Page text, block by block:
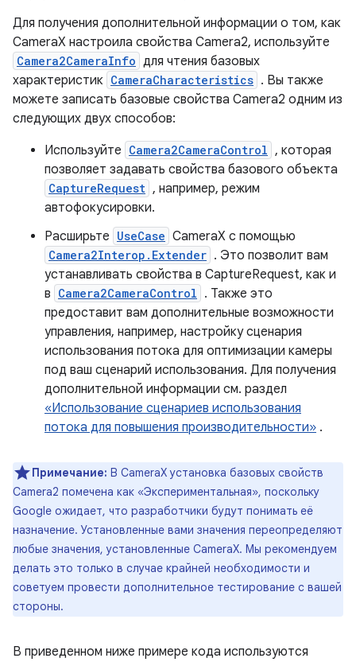
Для получения дополнительной информации о том, как
CameraX настроила свойства Camera2, используйте
Camera2CameraInfo для чтения базовых
характеристик CameraCharacteristics . Вы также
можете записать базовые свойства Camera2 одним из
следующих двух способов:
Используйте Camera2CameraControl , которая
позволяет задавать свойства базового объекта
CaptureRequest , например, режим
автофокусировки.
Расширьте UseCase CameraX с помощью
Camera2Interop.Extender . Это позволит вам
устанавливать свойства в CaptureRequest, как и
в Camera2CameraControl . Также это
предоставит вам дополнительные возможности
управления, например, настройку сценария
использования потока для оптимизации камеры
под ваш сценарий использования. Для получения
дополнительной информации см. раздел
«Использование сценариев использования
потока для повышения производительности» .
Примечание: В CameraX установка базовых свойств
Camera2 помечена как «Экспериментальная», поскольку
Google ожидает, что разработчики будут понимать её
назначение. Установленные вами значения переопределяют
любые значения, установленные CameraX. Мы рекомендуем
делать это только в случае крайней необходимости и
советуем провести дополнительное тестирование с вашей
стороны.
В приведенном ниже примере кода используются